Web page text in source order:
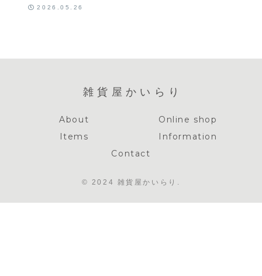
2026.05.26
雑貨屋かいらり
About
Online shop
Items
Information
Contact
© 2024 雑貨屋かいらり.